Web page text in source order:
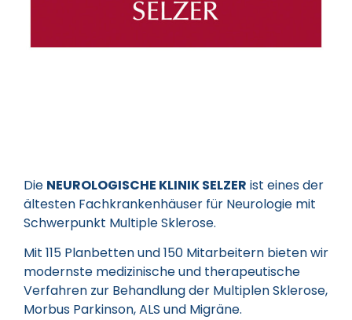
Die NEUROLOGISCHE KLINIK SELZER ist eines der
ältesten Fachkrankenhäuser für Neurologie mit
Schwerpunkt Multiple Sklerose.
Mit 115 Planbetten und 150 Mitarbeitern bieten wir
modernste medizinische und therapeutische
Verfahren zur Behandlung der Multiplen Sklerose,
Morbus Parkinson, ALS und Migräne.